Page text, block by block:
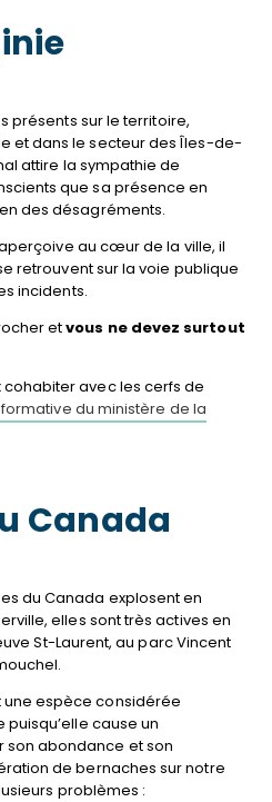
présents sur le territoire,
et dans le secteur des Îles-de-
attire la sympathie de
que sa présence en
des désagréments.
aperçoive au cœur de la ville, il
retrouvent sur la voie publique
incidents.
etvous ne devez surtout
avec les cerfs de
du ministère de la
Canada
du Canada explosent en
elles sont très actives en
St-Laurent, au parc Vincent
espèce considérée
cause un
abondance et son
de bernaches sur notre
problèmes :